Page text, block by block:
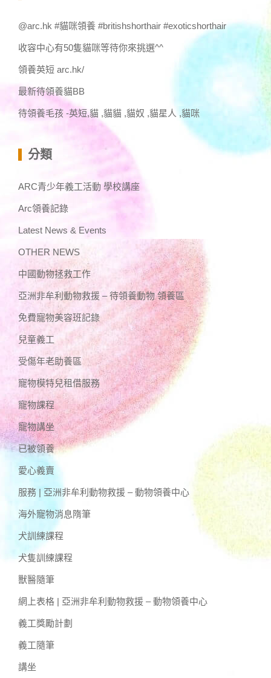
@arc.hk #貓咪領養 #britishshorthair #exoticshorthair
收容中心有50隻貓咪等待你來挑選^^
領養英短 arc.hk/
最新待領養貓BB
待領養毛孩 -英短,貓 ,貓貓 ,貓奴 ,貓星人 ,貓咪
分類
ARC青少年義工活動 學校講座
Arc領養記錄
Latest News & Events
OTHER NEWS
中國動物拯救工作
亞洲非牟利動物救援 – 待領養動物 領養區
免費寵物美容班記錄
兒童義工
受傷年老助養區
寵物模特兒租借服務
寵物課程
寵物講坐
已被領養
愛心義賣
服務 | 亞洲非牟利動物救援 – 動物領養中心
海外寵物消息隋筆
犬訓練課程
犬隻訓練課程
獸醫隨筆
網上表格 | 亞洲非牟利動物救援 – 動物領養中心
義工獎勵計劃
義工隨筆
講坐